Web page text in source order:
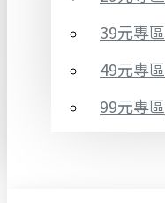
39元專區
49元專區
99元專區